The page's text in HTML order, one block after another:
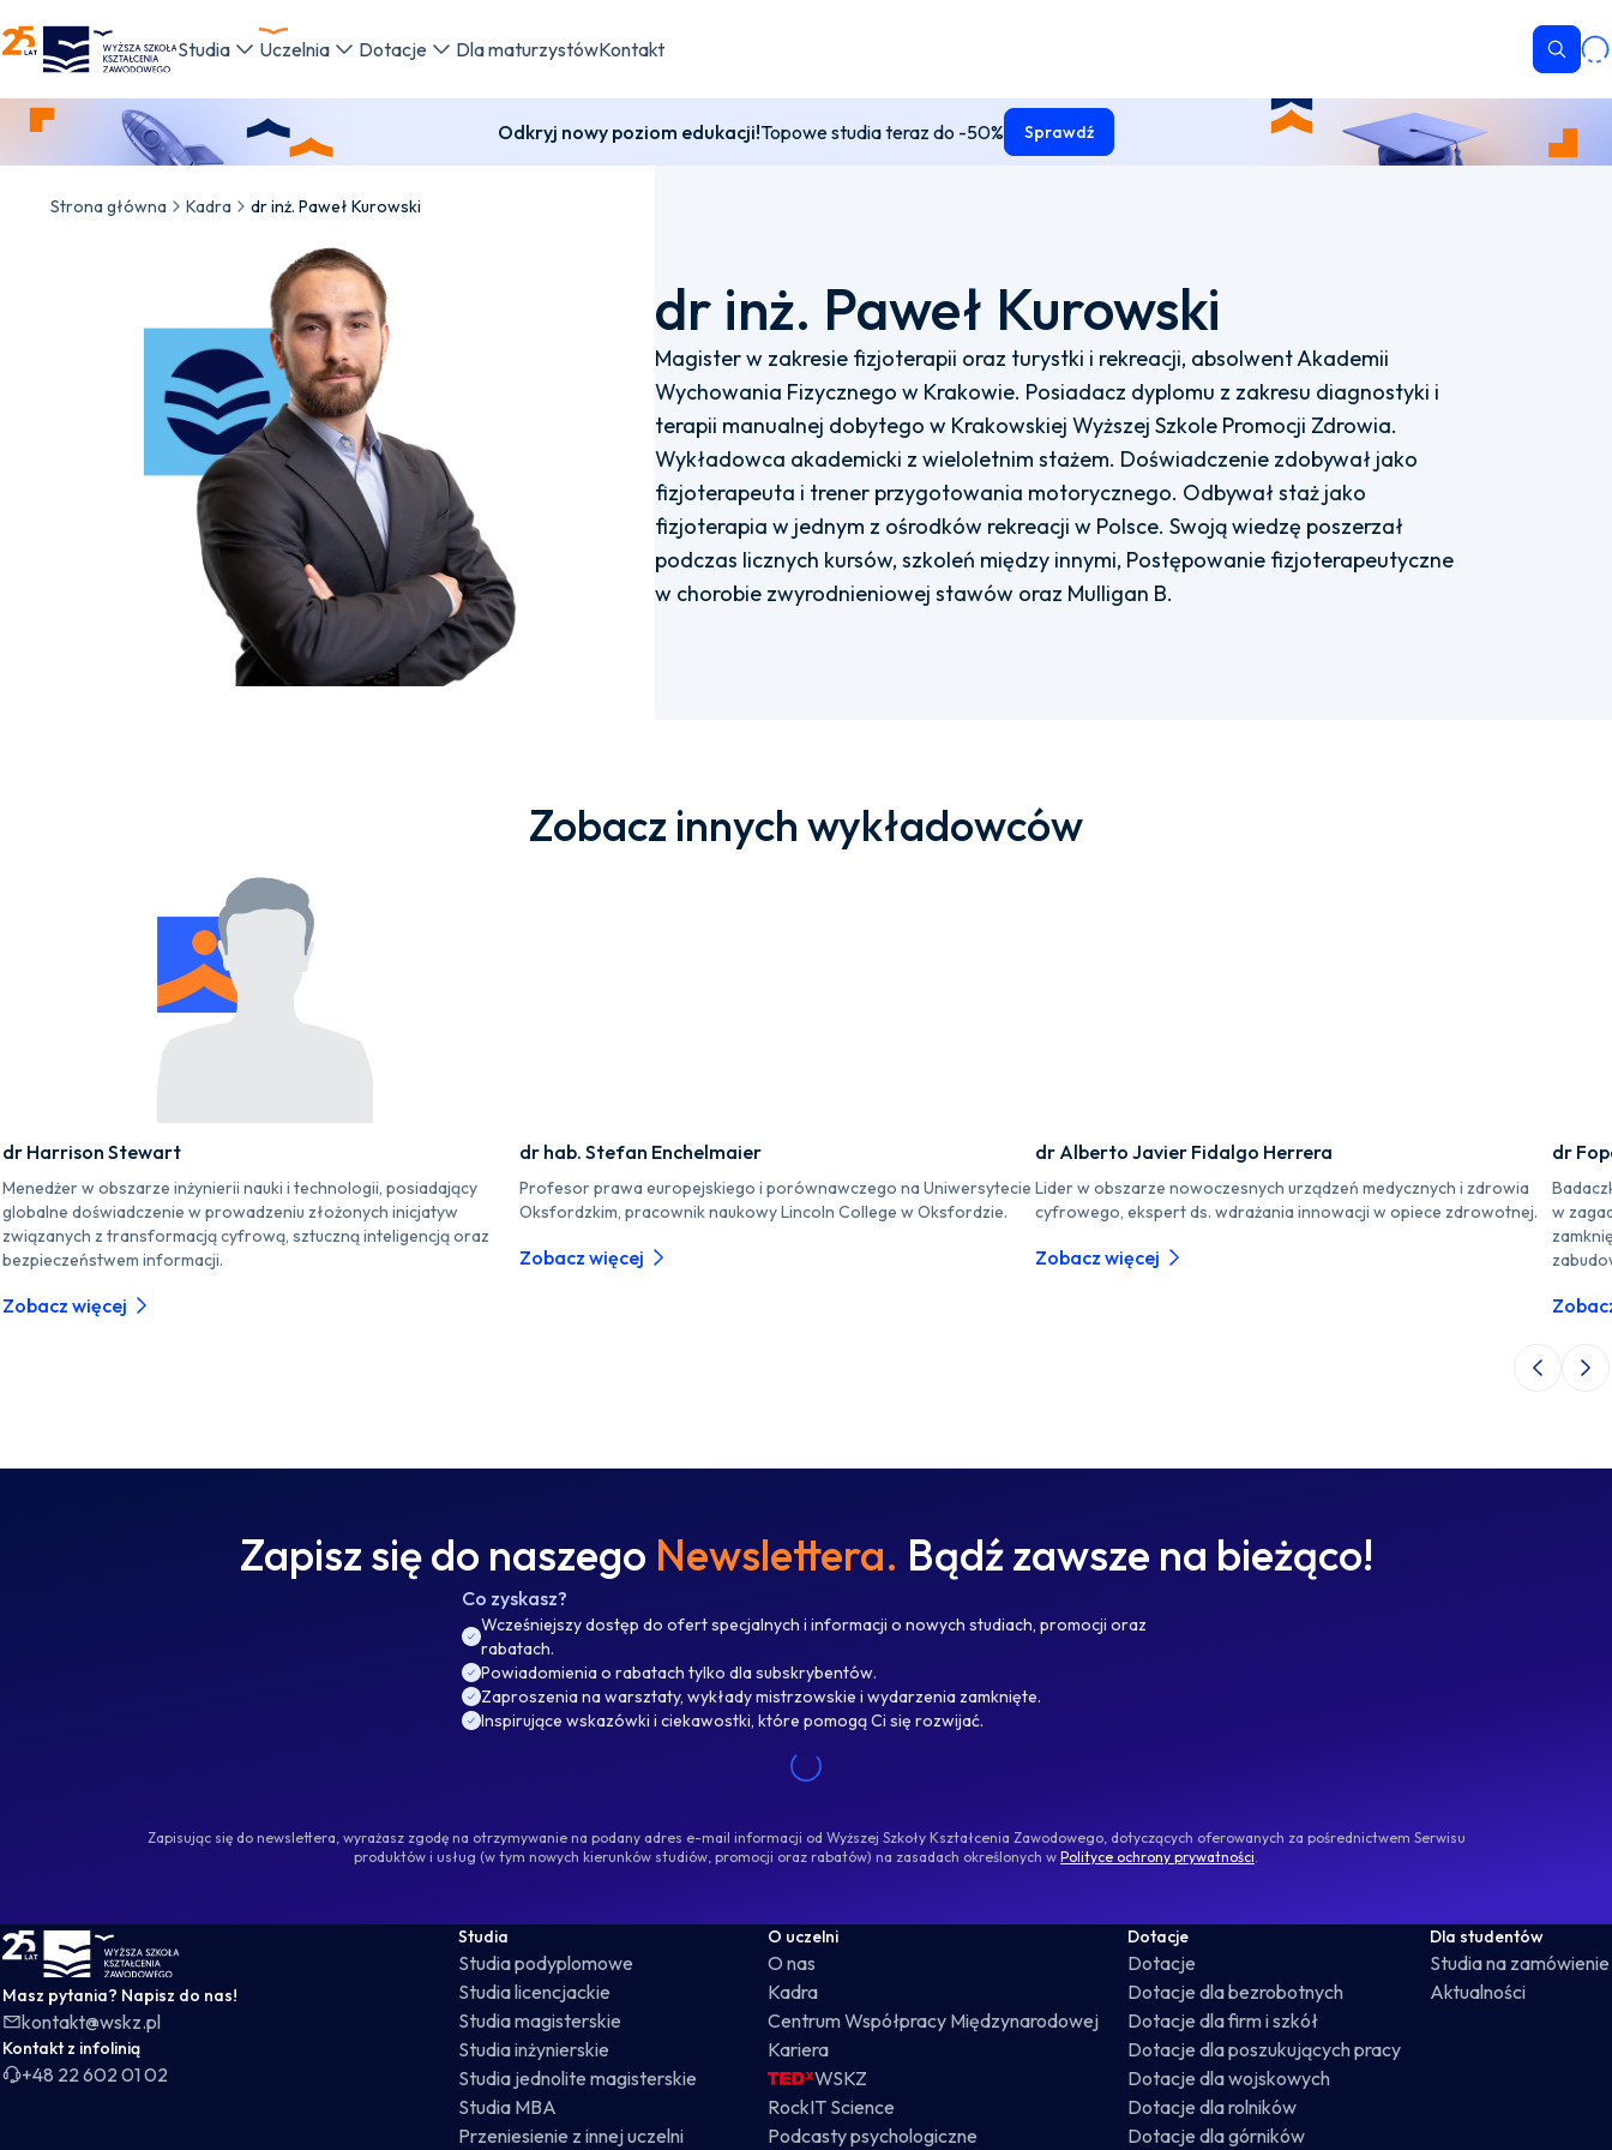
WSKZ - strona główna
Studia Uczelnia Dotacje Dla maturzystówKontakt
Odkryj nowy poziom edukacji!Topowe studia teraz do -50% Sprawdź
Strona główna Kadra dr inż. Paweł Kurowski
dr inż. Paweł Kurowski
Magister w zakresie fizjoterapii oraz turystki i rekreacji, absolwent Akademii
Wychowania Fizycznego w Krakowie. Posiadacz dyplomu z zakresu diagnostyki i
terapii manualnej dobytego w Krakowskiej Wyższej Szkole Promocji Zdrowia.
Wykładowca akademicki z wieloletnim stażem. Doświadczenie zdobywał jako
fizjoterapeuta i trener przygotowania motorycznego. Odbywał staż jako
fizjoterapia w jednym z ośrodków rekreacji w Polsce. Swoją wiedzę poszerzał
podczas licznych kursów, szkoleń między innymi, Postępowanie fizjoterapeutyczne
w chorobie zwyrodnieniowej stawów oraz Mulligan B.
Zobacz innych wykładowców
dr Harrison Stewart
Menedżer w obszarze inżynierii nauki i technologii, posiadający
globalne doświadczenie w prowadzeniu złożonych inicjatyw
związanych z transformacją cyfrową, sztuczną inteligencją oraz
bezpieczeństwem informacji.
Zobacz więcej
dr hab. Stefan Enchelmaier
Profesor prawa europejskiego i porównawczego na Uniwersytecie
Oksfordzkim, pracownik naukowy Lincoln College w Oksfordzie.
Zobacz więcej
dr Alberto Javier Fidalgo Herrera
Lider w obszarze nowoczesnych urządzeń medycznych i zdrowia
cyfrowego, ekspert ds. wdrażania innowacji w opiece zdrowotnej.
Zobacz więcej
dr
w
Poprzedni
Zapisz się do naszego Newslettera. Bądź zawsze na bieżąco!
Co zyskasz?
Wcześniejszy dostęp do ofert specjalnych i informacji o nowych studiach, promocji oraz
rabatach.
Powiadomienia o rabatach tylko dla subskrybentów.
Zaproszenia na warsztaty, wykłady mistrzowskie i wydarzenia zamknięte.
Inspirujące wskazówki i ciekawostki, które pomogą Ci się rozwijać.
Zapisując się do newslettera, wyrażasz zgodę na otrzymywanie na podany adres e-mail informacji od Wyższej Szkoły Kształcenia Zawodowego, dotyczących oferowanych za pośrednictwem Serwisu
produktów i usług (w tym nowych kierunków studiów, promocji oraz rabatów) na zasadach określonych w Polityce ochrony prywatności.
WSKZ - strona główna
Masz pytania? Napisz do nas!
kontakt@wskz.pl
Kontakt z infolinią
+48 22 602 01 02
Studia
Studia podyplomowe
Studia licencjackie
Studia magisterskie
Studia inżynierskie
Studia jednolite magisterskie
Studia MBA
Przeniesienie z innej uczelni
O uczelni
O nas
Kadra
Centrum Współpracy Międzynarodowej
Kariera
WSKZ
RockIT Science
Podcasty psychologiczne
Dotacje
Dotacje
Dotacje dla bezrobotnych
Dotacje dla firm i szkół
Dotacje dla poszukujących pracy
Dotacje dla wojskowych
Dotacje dla rolników
Dotacje dla górników
Dla studentów
Studia na zamówienie
Aktualności